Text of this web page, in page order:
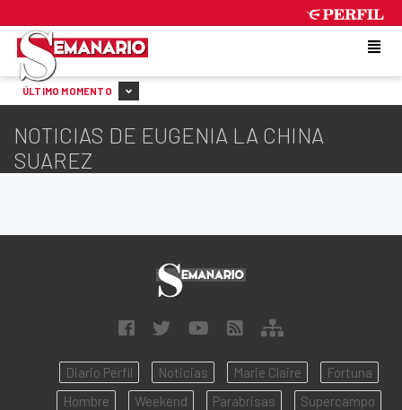
ÚLTIMO MOMENTO
NOTICIAS DE EUGENIA LA CHINA
SUAREZ
Diario Perfil Noticias Marie Claire
Fortuna
Hombre
Weekend Parabrisas
Supercampo